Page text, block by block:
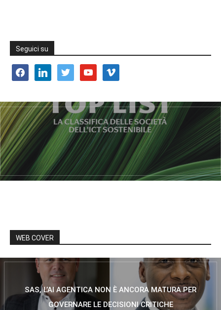
Seguici su
facebooklinkedin twitter youtube vimeo
WEB COVER
SAS, L’AI AGENTICA NON È ANCORA MATURA PER
GOVERNARE LE DECISIONI CRITICHE